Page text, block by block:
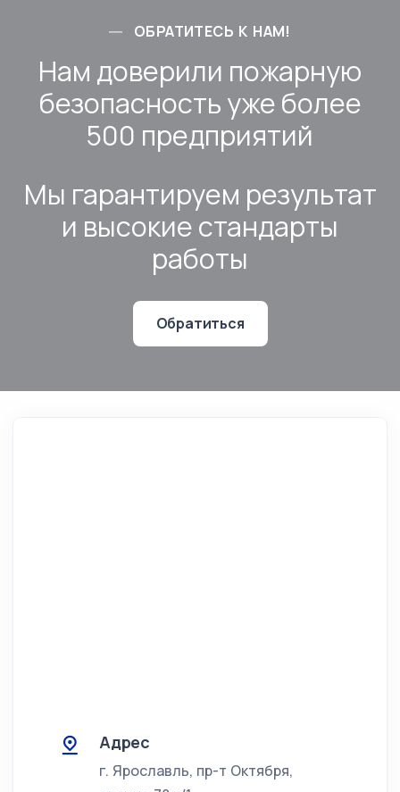
ОБРАТИТЕСЬ К НАМ!
Нам доверили пожарную
безопасность уже более
500 предприятий
Мы гарантируем результат
и высокие стандарты
работы
Обратиться
Адрес
г. Ярославль, пр-т Октября,